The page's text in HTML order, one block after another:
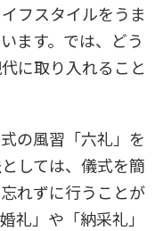
フスタイルをうま
ます。では、どう
に取り入れること
の風習「六礼」を
しては、儀式を簡
れずに行うことが
礼」や「納采礼」